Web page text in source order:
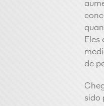
Eles
de
sido